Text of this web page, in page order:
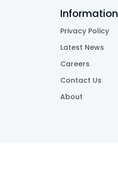
Information
Privacy Policy
Latest News
Careers
Contact Us
About